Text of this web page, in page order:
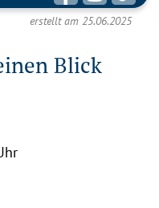
erstellt am 25.06.2025
Blick